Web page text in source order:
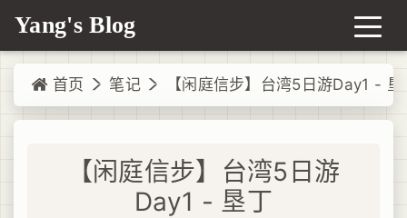
Yang's Blog
首页 笔记 【闲庭信步】台湾5日游Day1 - 垦
【闲庭信步】台湾5日游
Day1 - 垦丁